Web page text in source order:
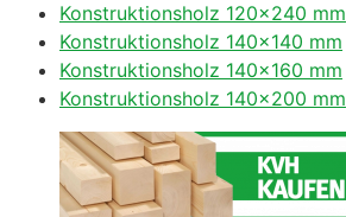
Konstruktionsholz 120×240 mm
Konstruktionsholz 140×140 mm
Konstruktionsholz 140×160 mm
Konstruktionsholz 140×200 mm